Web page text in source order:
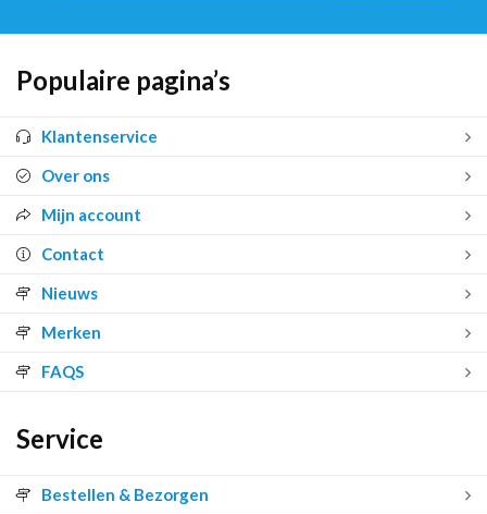
Populaire pagina’s
Klantenservice
Over ons
Mijn account
Contact
Nieuws
Merken
FAQS
Service
Bestellen & Bezorgen